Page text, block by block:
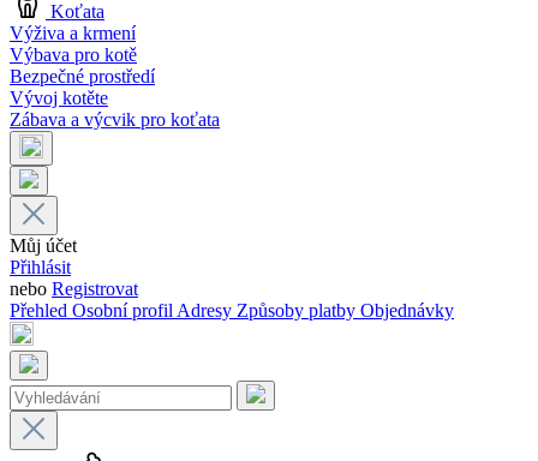
Koťata
Výživa a krmení
Výbava pro kotě
Bezpečné prostředí
Vývoj kotěte
Zábava a výcvik pro koťata
Můj účet
Přihlásit
nebo Registrovat
Přehled Osobní profilAdresy Způsoby platby Objednávky